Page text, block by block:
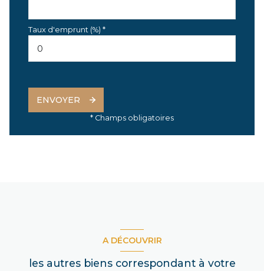
Taux d'emprunt (%) *
ENVOYER
* Champs obligatoires
A DÉCOUVRIR
les autres biens correspondant à votre